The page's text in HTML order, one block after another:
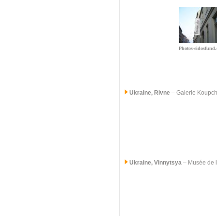
Photos-
Ukraine, Rivne – Galerie
Ukraine, Vinnytsya – Musée de